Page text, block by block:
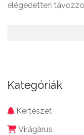
elégedetten
Kategóriák
Kertészet
Virágárus